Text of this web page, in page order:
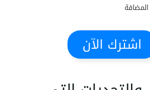
اشترك الآن